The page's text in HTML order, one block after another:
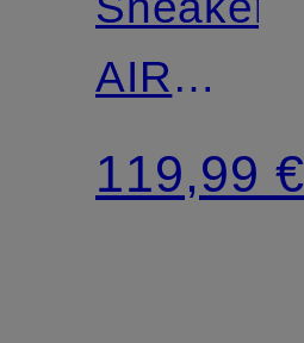
AIR
FORCE
1 '07
119,99 €